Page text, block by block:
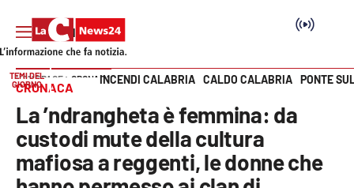
SEZIONI
Cronaca
Vai
TEMI DEL
GIORNO
INCENDI CALABRIA CALDO CALABRIA PONTE
HOME PAGE CRONACA
CRONACA
La ’ndrangheta è femmina: da
custodi mute della cultura
mafiosa a reggenti, le donne che